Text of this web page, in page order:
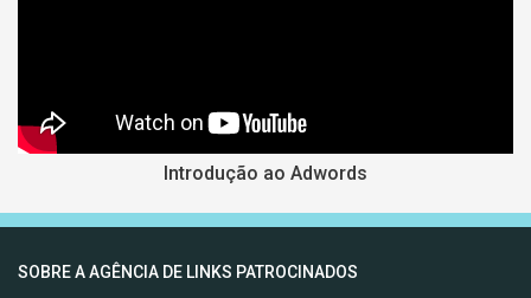
Introdução ao Adwords
SOBRE A AGÊNCIA DE LINKS PATROCINADOS